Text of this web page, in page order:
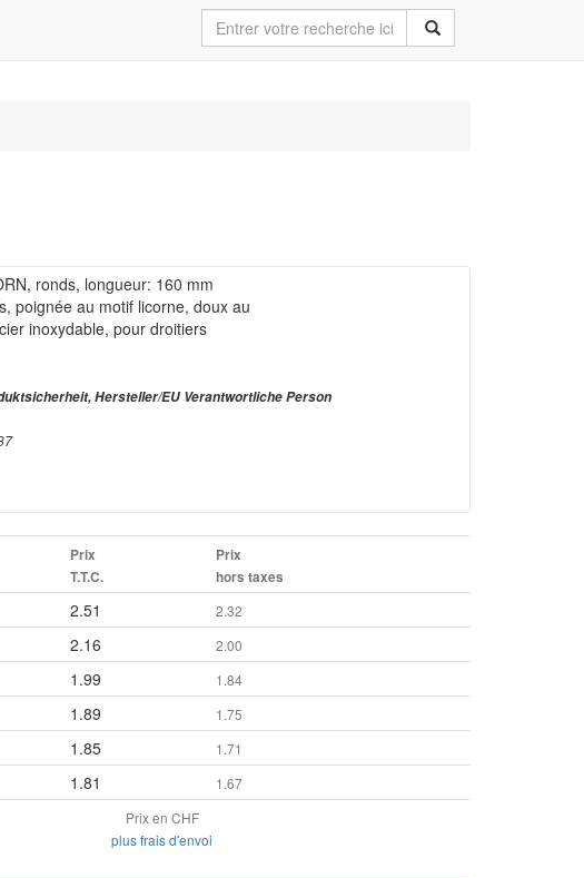
ronds, longueur: 160 mm
poignée au motif licorne, doux au
inoxydable, pour droitiers
Hersteller/EU Verantwortliche Person
Prix
T.T.C.
Prix
hors taxes
2.51 2.32
2.16 2.00
1.99 1.84
1.89 1.75
1.85 1.71
1.81
1.67
Prix en CHF
plus frais d'envoi